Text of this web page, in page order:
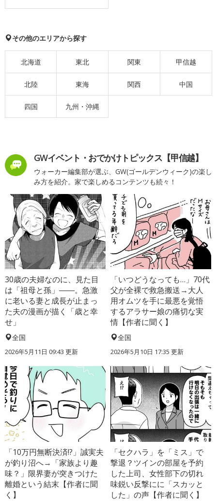
その他のエリアから探す
北海道 東北 関東 甲信越
北陸 東海 関西 中国
四国 九州・沖縄
GWイベント・おでかけトピックス【甲信越】
ウォーカー編集部が選ぶ、GW(ゴールデンウィーク)の楽し
み方を紹介。家で楽しめるコンテンツも続々！
30歳の夫婦なのに、見た目
は「祖母と孫」――。急激
に老いる妻と成長が止まっ
た夫の漫画が描く「歳と幸
せ」
全国
2026年5月11日 09:43 更新
「いつどうなっても…」70代
父が全裸で救急搬送→大人
用オムツを手に最悪を覚悟
するアラサー娘の痛切な実
情【作者に聞く】
全国
2026年5月10日 17:35 更新
「10万円無断決済!?」誠実夫
が釣り沼へ→「家族より趣
味？」限界妻が突きつけた
離婚という結末【作者に聞
く】
「セクハラ」を「ミス」で
撃退？ツインの部屋を予約
した上司、女性部下の切れ
味鋭い反撃にに「スカッと
した」の声【作者に聞く】